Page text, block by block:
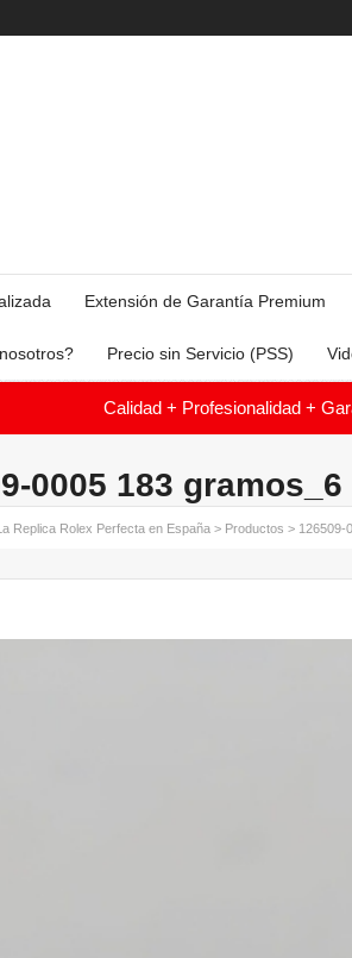
Extensión de Garantía Premium
Precio sin Servicio (PSS)
Calidad + Profesionalidad +
0005 183 gramos_6
Replica Rolex Perfecta en España > Productos > 126509-